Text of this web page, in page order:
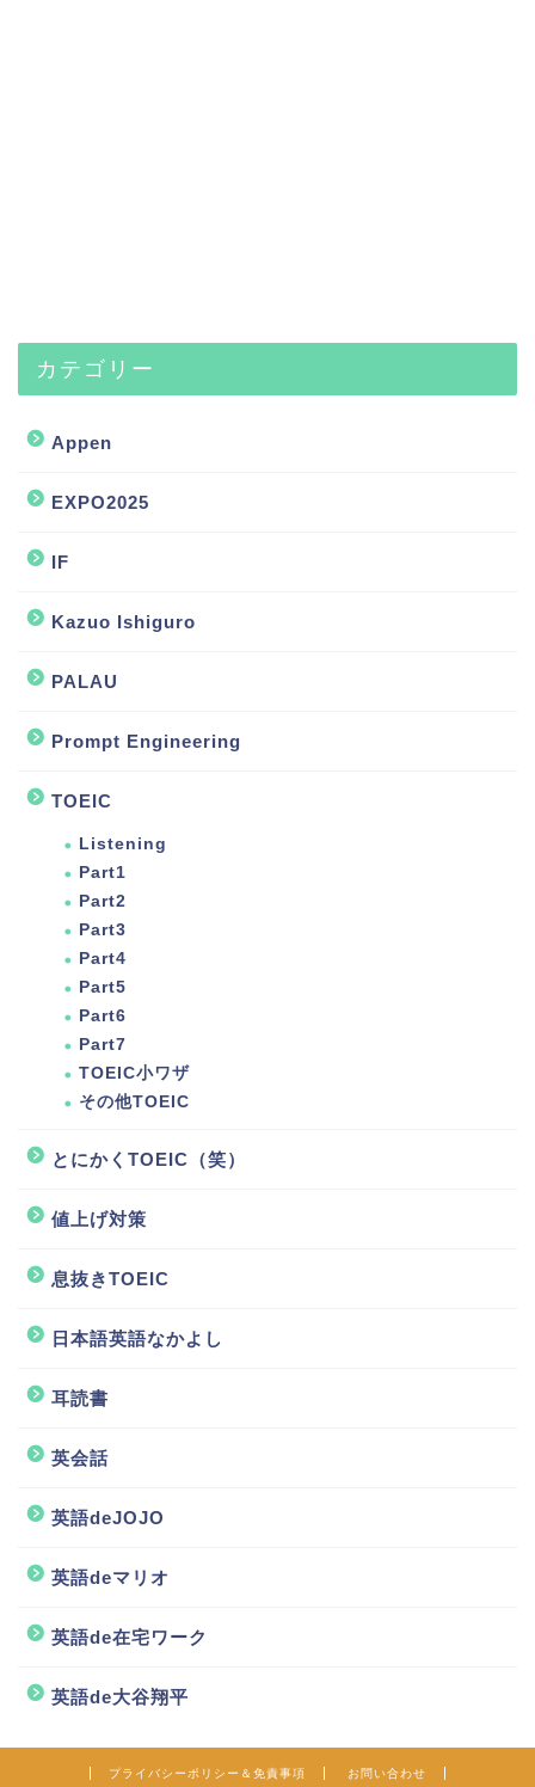
カテゴリー
Appen
EXPO2025
IF
Kazuo Ishiguro
PALAU
Prompt Engineering
TOEIC
Listening
Part1
Part2
Part3
Part4
Part5
Part6
Part7
TOEIC小ワザ
その他TOEIC
とにかくTOEIC（笑）
値上げ対策
息抜きTOEIC
日本語英語なかよし
耳読書
英会話
英語deJOJO
英語deマリオ
英語de在宅ワーク
英語de大谷翔平
プライバシーポリシー＆免責事項 お問い合わせ
クラゲTube